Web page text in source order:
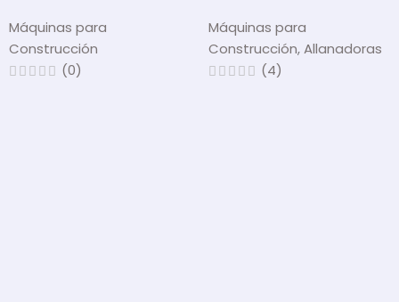
Máquinas para
Construcción
(0)
Máquinas para
Construcción,Allanadoras
(4)